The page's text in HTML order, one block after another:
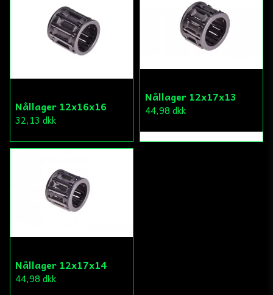
Nållager 12x16x16
32,13 dkk
Nållager 12x17x13
44,98 dkk
Nållager 12x17x14
44,98 dkk